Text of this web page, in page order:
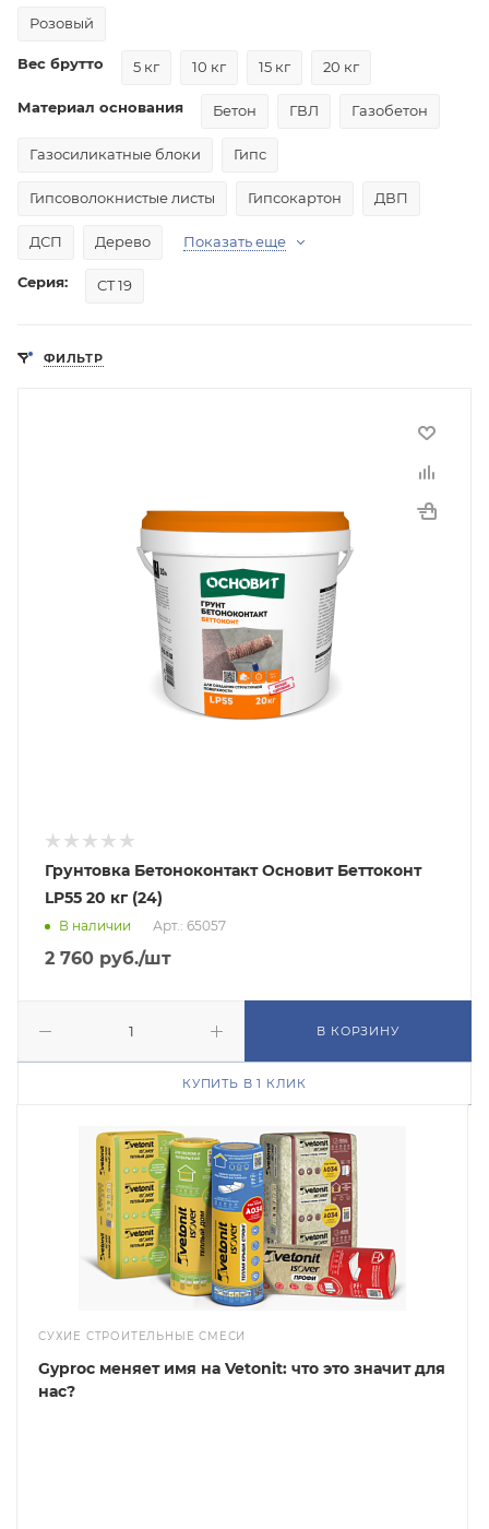
Розовый
Вес брутто 5 кг 10 кг 15 кг 20 кг
Материал основания Бетон ГВЛ Газобетон
Газосиликатные блоки Гипс
Гипсоволокнистые листы Гипсокартон ДВП
ДСП Дерево Показать еще
Серия: CT 19
ФИЛЬТР
Грунтовка Бетоноконтакт Основит Беттоконт
LP55 20 кг (24)
В наличии Арт.: 65057
2 760 руб./шт
В КОРЗИНУ
КУПИТЬ В 1 КЛИК
СУХИЕ СТРОИТЕЛЬНЫЕ СМЕСИ
Gyproc меняет имя на Vetonit: что это значит для
нас?